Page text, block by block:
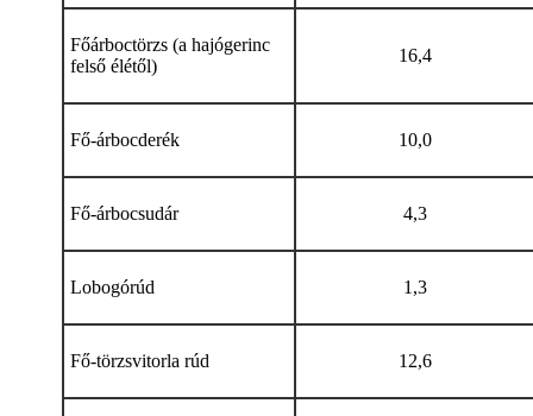
Főárboctörzs (a hajógerinc
felső élétől)
16,4
Fő-árbocderék 10,0
Fő-árbocsudár 4,3
Lobogórúd 1,3
Fő-törzsvitorla rúd 12,6